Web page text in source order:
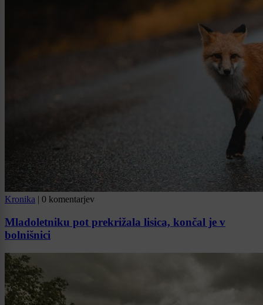
Kronika | 0 komentarjev
Mladoletniku pot prekrižala lisica, končal je v
bolnišnici